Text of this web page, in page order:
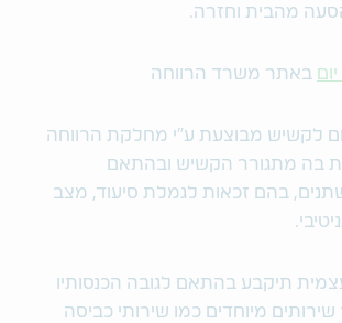
הסעה מהבית וחזרה.
באתר משרד הרווחה
לקשיש מבוצעת ע"י מחלקת הרווחה
בה מתגורר הקשיש ובהתאם
בהם זכאות לגמלת סיעוד, מצב
תיקבע בהתאם לגובה הכנסותיו
שירותים מיוחדים כמו שירותי כביסה